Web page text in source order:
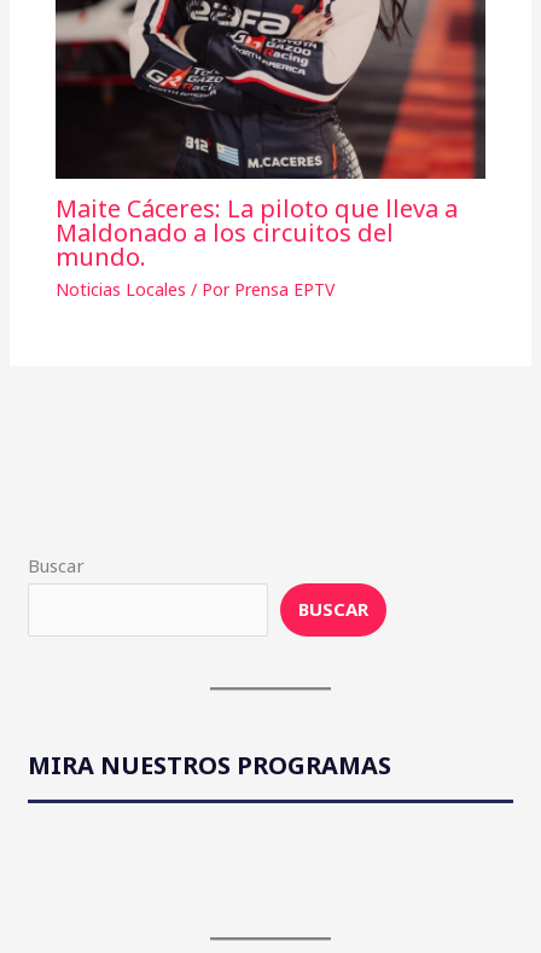
Maite Cáceres: La piloto que lleva a
Maldonado a los circuitos del
mundo.
Noticias Locales / Por Prensa EPTV
Buscar
BUSCAR
MIRA NUESTROS PROGRAMAS